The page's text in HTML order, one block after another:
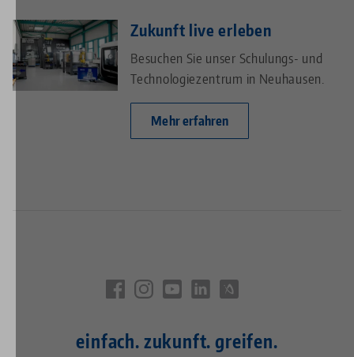
Zukunft live erleben
Besuchen Sie unser Schulungs- und
Technologiezentrum in Neuhausen.
Mehr erfahren
einfach. zukunft. greifen.